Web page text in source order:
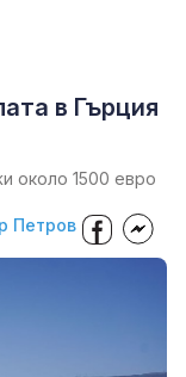
в Гърция
около 1500 евро
Петров